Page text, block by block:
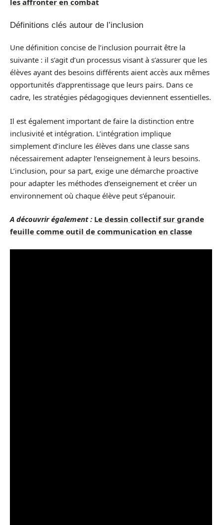
les affronter en combat
Définitions clés autour de l’inclusion
Une définition concise de l’inclusion pourrait être la
suivante : il s’agit d’un processus visant à s’assurer que les
élèves ayant des besoins différents aient accès aux mêmes
opportunités d’apprentissage que leurs pairs. Dans ce
cadre, les stratégies pédagogiques deviennent essentielles.
Il est également important de faire la distinction entre
inclusivité et intégration. L’intégration implique
simplement d’inclure les élèves dans une classe sans
nécessairement adapter l’enseignement à leurs besoins.
L’inclusion, pour sa part, exige une démarche proactive
pour adapter les méthodes d’enseignement et créer un
environnement où chaque élève peut s’épanouir.
A découvrir également : Le dessin collectif sur grande
feuille comme outil de communication en classe